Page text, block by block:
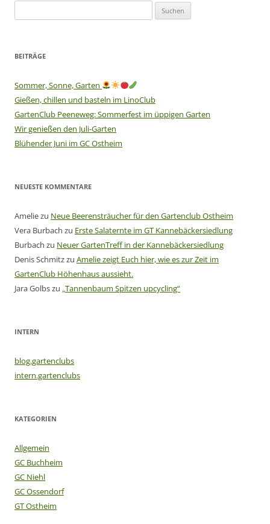
nach:
BEITRÄGE
Sommer, Sonne, Garten
Gießen, chillen und basteln im LinoClub
GartenClub Peeneweg: Sommerfest im üppigen Garten
Wir genießen den Juli-Garten
Blühender Juni im GC Ostheim
NEUESTE KOMMENTARE
Ameliezu Neue Beerensträucher für den Gartenclub Ostheim
Vera Burbach zu Erste Salaternte im GT Kannebäckersiedlung
Burbach zu Neuer GartenTreff in der Kannebäckersiedlung
Denis Schmitzzu Amelie zeigt Euch hier, wie es zur Zeit im
GartenClub Höhenhaus aussieht.
Jara Golbszu „Tannenbaum Spitzen upcycling“
INTERN
blog.gartenclubs
intern.gartenclubs
KATEGORIEN
Allgemein
GC Buchheim
GC Niehl
GC Ossendorf
GT Ostheim